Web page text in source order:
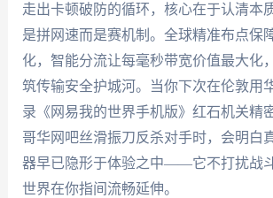
走出卡顿破防的循环，核心在于认清本
是拼网速而是赛机制。全球精准布点保
化，智能分流让每毫秒带宽价值最大化
筑传输安全护城河。当你下次在伦敦用
录《网易我的世界手机版》红石机关精
哥华网吧丝滑振刀反杀对手时，会明白
器早已隐形于体验之中——它不打扰战
世界在你指间流畅延伸。